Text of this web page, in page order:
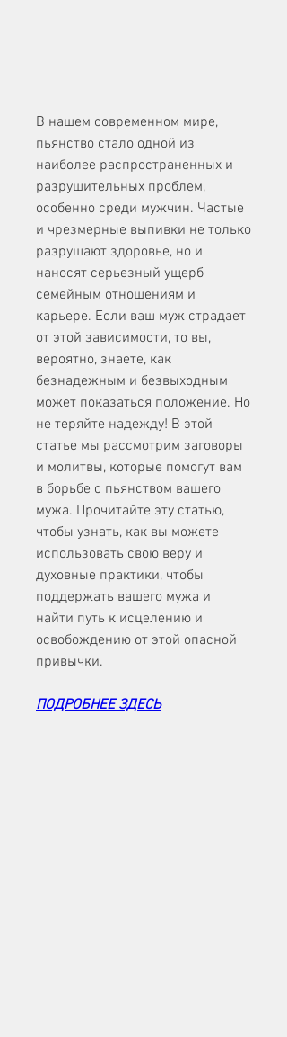
В нашем современном мире,
пьянство стало одной из
наиболее распространенных и
разрушительных проблем,
особенно среди мужчин. Частые
и чрезмерные выпивки не только
разрушают здоровье, но и
наносят серьезный ущерб
семейным отношениям и
карьере. Если ваш муж страдает
от этой зависимости, то вы,
вероятно, знаете, как
безнадежным и безвыходным
может показаться положение. Но
не теряйте надежду! В этой
статье мы рассмотрим заговоры
и молитвы, которые помогут вам
в борьбе с пьянством вашего
мужа. Прочитайте эту статью,
чтобы узнать, как вы можете
использовать свою веру и
духовные практики, чтобы
поддержать вашего мужа и
найти путь к исцелению и
освобождению от этой опасной
привычки.
ПОДРОБНЕЕ ЗДЕСЬ